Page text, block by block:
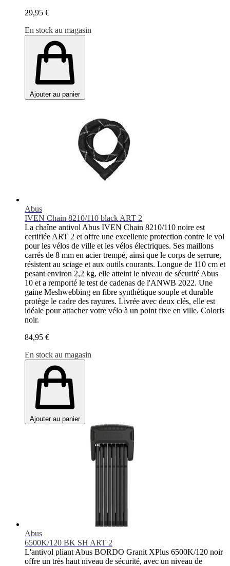
29,95 €
En stock au magasin
Ajouter au panier
Abus
IVEN Chain 8210/110 black ART 2
La chaîne antivol Abus IVEN Chain 8210/110 noire est
certifiée ART 2 et offre une excellente protection contre le vol
pour les vélos de ville et les vélos électriques. Ses maillons
carrés de 8 mm en acier trempé, ainsi que le corps de serrure,
résistent au sciage et aux outils courants. Longue de 110 cm et
pesant environ 2,2 kg, elle atteint le niveau de sécurité Abus
10 et a remporté le test de cadenas de l'ANWB 2022. Une
gaine Meshwebbing en fibre synthétique souple et durable
protège le cadre des rayures. Livrée avec deux clés, elle est
idéale pour attacher votre vélo à un point fixe en ville. Coloris
noir.
84,95 €
En stock au magasin
Ajouter au panier
Abus
6500K/120 BK SH ART 2
L'antivol pliant Abus BORDO Granit XPlus 6500K/120 noir
offre un très haut niveau de sécurité, avec un niveau de